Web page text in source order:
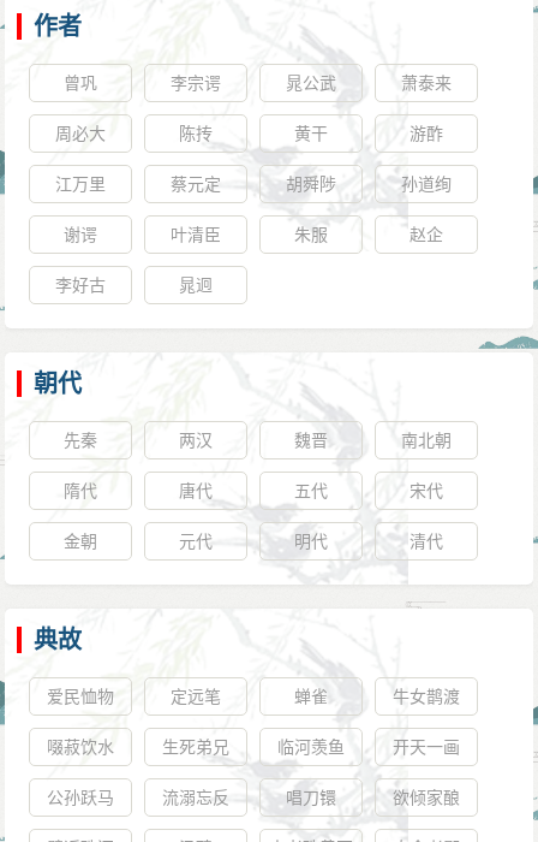
作者
曾巩 李宗谔 晁公武 萧泰来
周必大 陈抟 黄干 游酢
江万里 蔡元定 胡舜陟 孙道绚
谢谔 叶清臣 朱服 赵企
李好古 晁迥
朝代
先秦 两汉 魏晋 南北朝
隋代 唐代 五代 宋代
金朝 元代 明代 清代
典故
爱民恤物 定远笔 蝉雀 牛女鹊渡
啜菽饮水 生死弟兄 临河羡鱼 开天一画
公孙跃马 流溺忘反 唱刀镮 欲倾家酿